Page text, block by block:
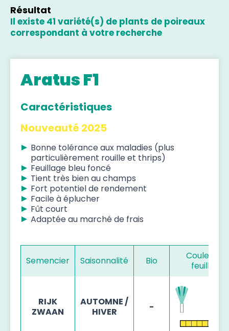
Résultat
Il existe 41 variété(s) de plants de poireaux
correspondant à votre recherche
Aratus F1
Caractéristiques
Nouveauté 2025
Bonne tolérance aux maladies (plus
particulièrement rouille et thrips)
Feuillage bleu foncé
Tient très bien au champs
Fort potentiel de rendement
Facile à éplucher
Fût court
Adaptée au marché de frais
Semencier Saisonnalité Bio
Couleur de
feuillage
RIJK
ZWAAN
AUTOMNE /
HIVER
-